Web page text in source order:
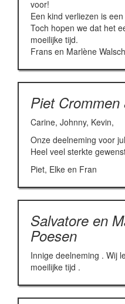
voor!
Een kind verliezen is
Toch hopen we dat het
moeilijke tijd.
Frans en Marlène
Piet
Carine, Johnny, Kevin,
Onze deelneming voor
Heel veel sterkte
Piet, Elke en Fran
Salvatore en
Poesen
Innige deelneming . Wij
moeilijke tijd .